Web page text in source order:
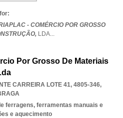
- COMÉRCIO POR GROSSO
LDA...
Por Grosso De Materiais
CARREIRA LOTE 41, 4805-346,
ferragens, ferramentas manuais e
e aquecimento